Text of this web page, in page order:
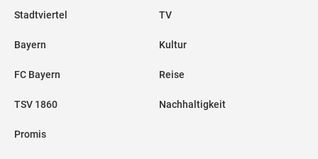
Stadtviertel
Bayern
FC Bayern
TSV 1860
Promis
TV
Kultur
Reise
Nachhaltigkeit